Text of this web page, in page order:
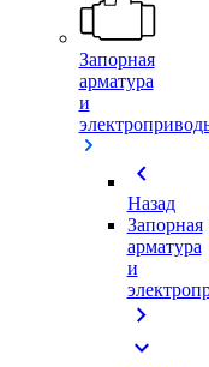
Запорная
арматура
и
chevron_left
Назад
Запорная
арматура
и
chevron_right
expand_more